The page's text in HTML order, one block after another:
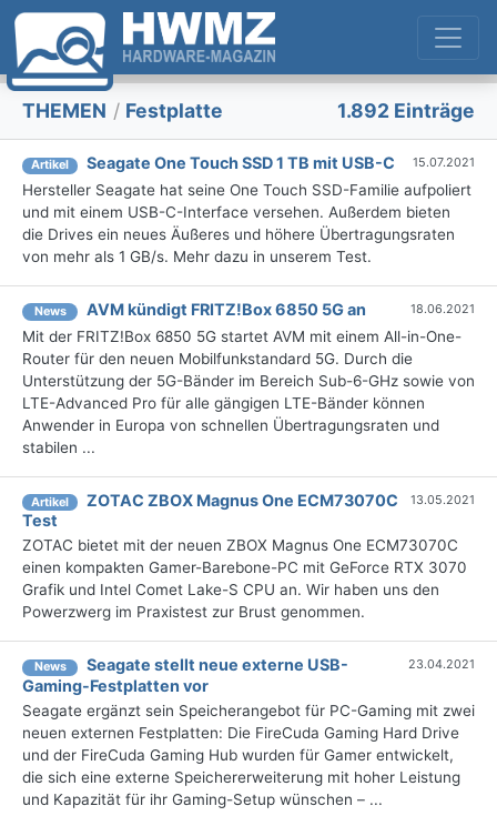
THEMEN / Festplatte 1.892 Einträge
Artikel Seagate One Touch SSD 1 TB mit USB-C 15.07.2021
Hersteller Seagate hat seine One Touch SSD-Familie aufpoliert
und mit einem USB-C-Interface versehen. Außerdem bieten
die Drives ein neues Äußeres und höhere Übertragungsraten
von mehr als 1 GB/s. Mehr dazu in unserem Test.
News AVM kündigt FRITZ!Box 6850 5G an 18.06.2021
Mit der FRITZ!Box 6850 5G startet AVM mit einem All-in-One-
Router für den neuen Mobilfunkstandard 5G. Durch die
Unterstützung der 5G-Bänder im Bereich Sub-6-GHz sowie von
LTE-Advanced Pro für alle gängigen LTE-Bänder können
Anwender in Europa von schnellen Übertragungsraten und
stabilen ...
Artikel
ZOTAC ZBOX Magnus One ECM73070C
Test
13.05.2021
ZOTAC bietet mit der neuen ZBOX Magnus One ECM73070C
einen kompakten Gamer-Barebone-PC mit GeForce RTX 3070
Grafik und Intel Comet Lake-S CPU an. Wir haben uns den
Powerzwerg im Praxistest zur Brust genommen.
News
Seagate stellt neue externe USB-
Gaming-Festplatten vor
23.04.2021
Seagate ergänzt sein Speicherangebot für PC-Gaming mit zwei
neuen externen Festplatten: Die FireCuda Gaming Hard Drive
und der FireCuda Gaming Hub wurden für Gamer entwickelt,
die sich eine externe Speichererweiterung mit hoher Leistung
und Kapazität für ihr Gaming-Setup wünschen – ...